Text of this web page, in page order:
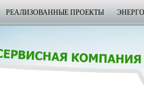
РЕАЛИЗОВАННЫЕ ПРОЕКТЫ